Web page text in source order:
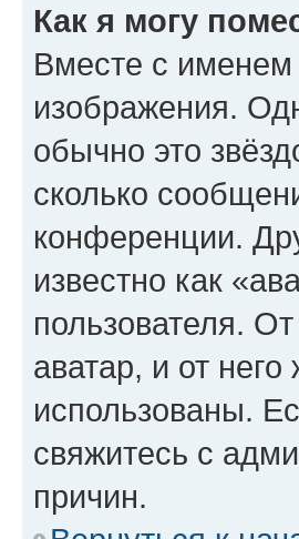
Как я могу
Вместе с именем
изображения.
обычно это
сколько
конференции.
известно как
пользователя.
аватар, и от
использованы.
свяжитесь с
причин.